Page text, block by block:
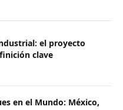
el proyecto
clave
en el Mundo: México,